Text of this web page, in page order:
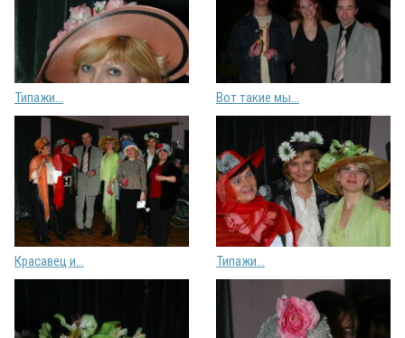
Типажи... Вот такие мы...
Красавец и... Типажи...